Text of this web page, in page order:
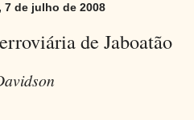
7 de julho de 2008
de Jaboatão